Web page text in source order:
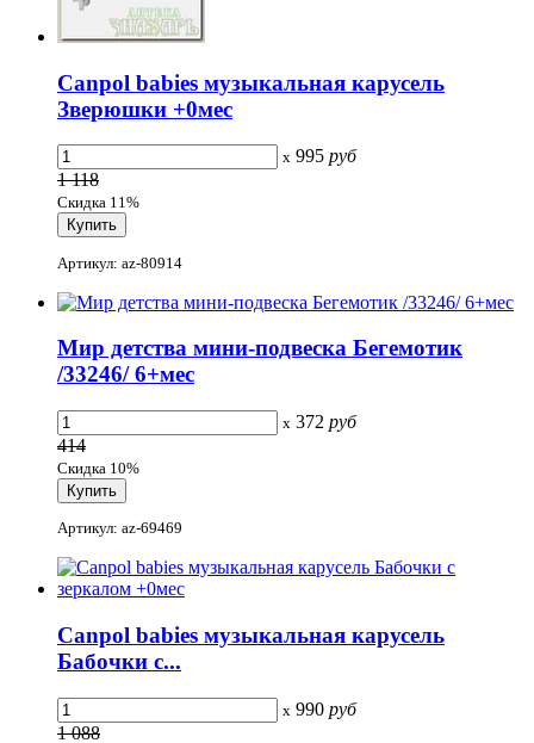
Canpol babies музыкальная карусель
Зверюшки +0мес
x 995 руб
1 118
Скидка 11%
Артикул: az-80914
Мир детства мини-подвеска Бегемотик
/33246/ 6+мес
x 372 руб
414
Скидка 10%
Артикул: az-69469
Canpol babies музыкальная карусель
Бабочки с...
x 990 руб
1 088